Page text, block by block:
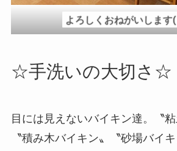
よろしくおねがいしま
☆手洗いの大切さ☆
目には見えないバイキン達。〝粘
〝積み木バイキン〟〝砂場バイ